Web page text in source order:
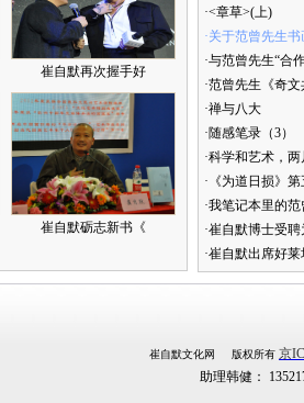
崔自默再次握手好
崔自默砺志新书《
·<章草>(上)
·关于范曾先生
·与范曾先生“合
·范曾先生《奇
·禅与八大
·随感笔录（3）
·科学和艺术，
·《为道日损》
·我笔记本里的
·崔自默博士受
·崔自默出席好
崔自默文化网 版权所有 京
助理韩健：